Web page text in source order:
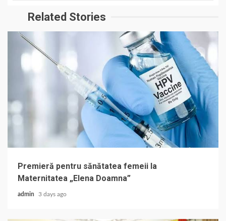
Related Stories
Premieră pentru sănătatea femeii la
Maternitatea „Elena Doamna”
admin 3 days ago